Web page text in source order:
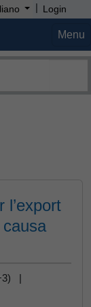
| Login
Menu
l’export
|